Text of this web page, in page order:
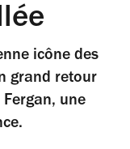
icône des
grand retour
une